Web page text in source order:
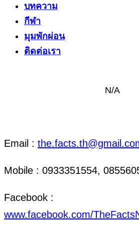
บทความ
กีฬา
มุมพักผ่อน
ติดต่อเรา
N/A
Email :
Mobile : 0933351554,
Facebook :
www.facebook.com/